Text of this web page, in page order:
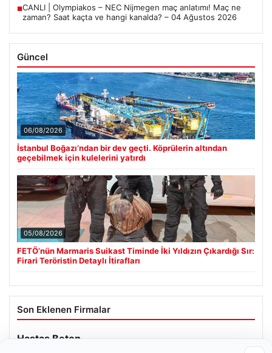
■CANLI | Olympiakos – NEC Nijmegen maç anlatımı! Maç ne
zaman? Saat kaçta ve hangi kanalda? – 04 Ağustos 2026
Güncel
06/08/2026
İstanbul Boğazı’ndan bir dev geçti. Köprülerin altından
geçebilmek için kulelerini yatırdı
05/08/2026
FETÖ’nün Marmaris Suikast Timinde İki Yıldızın Çıkardığı Sır:
Firari Teröristin Detaylı İtirafları
Son Eklenen Firmalar
Hastaş Beton